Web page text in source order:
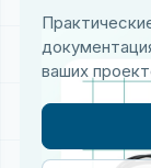
ваших